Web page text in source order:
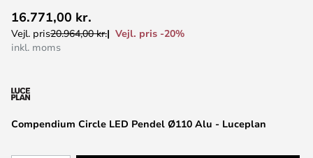
til
starten
Compendium Circle LED Pendel Ø110 Alu - Luceplan
16.771,00 kr.
Vejl. pris20.964,00 kr.
Vejl. pris -20%
inkl. moms